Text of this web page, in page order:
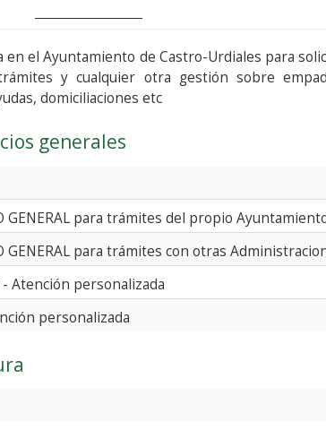
el Ayuntamiento de Castro-Urdiales para solicitar
y cualquier otra gestión sobre
domiciliaciones etc
generales
GENERAL para trámites del propio
Cita previa REGISTRO GENERAL para trámites con otras
- Atención personalizada
personalizada